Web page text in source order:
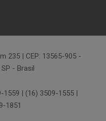
235 | CEP: 13565-905 -
- Brasil
1559 | (16) 3509-1555 |
1851